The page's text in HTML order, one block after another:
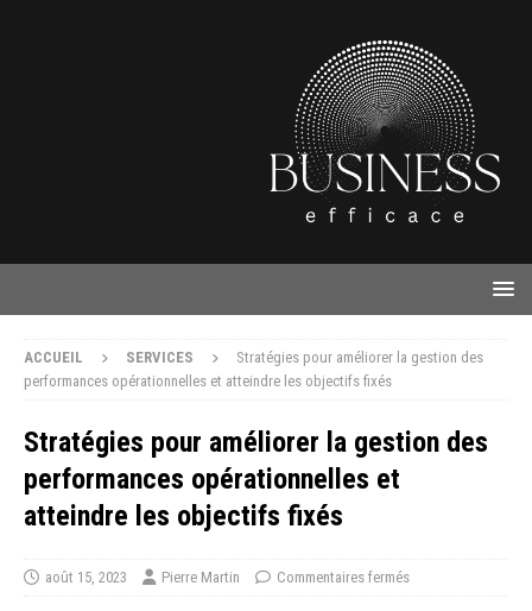
ACCUEIL SERVICES
Stratégies pour améliorer la gestion des
performances opérationnelles et atteindre les objectifs fixés
Stratégies pour améliorer la gestion des
performances opérationnelles et
atteindre les objectifs fixés
août 15, 2023 Pierre Martin Commentaires fermés